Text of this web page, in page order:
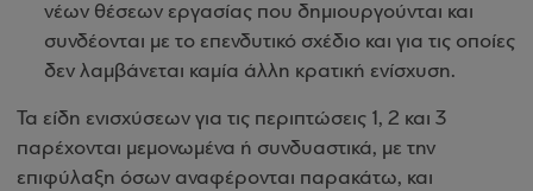
νέων θέσεων εργασίας που δημιουργούνται και
συνδέονται με το επενδυτικό σχέδιο και για τις οποίες
δεν λαμβάνεται καμία άλλη κρατική ενίσχυση.
Τα είδη ενισχύσεων για τις περιπτώσεις 1, 2 και 3
παρέχονται μεμονωμένα ή συνδυαστικά, με την
επιφύλαξη όσων αναφέρονται παρακάτω, και